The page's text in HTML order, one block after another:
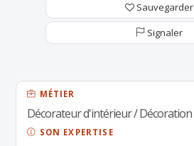
Sauvegarder
Signaler
MÉTIER
Décorateur d'intérieur / Décoration
SON EXPERTISE